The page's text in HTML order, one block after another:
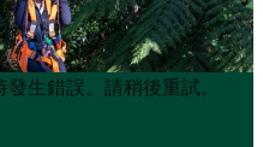
生錯誤。請稍後重試。